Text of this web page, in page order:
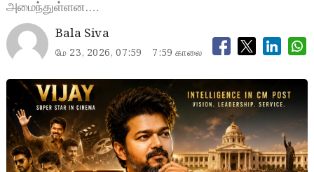
அமைந்துள்ளன.…
Bala Siva
மே 23, 2026, 07:59 7:59 காலை